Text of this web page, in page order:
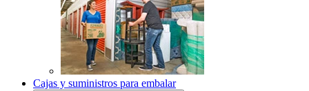
Cajas y suministros para embalar